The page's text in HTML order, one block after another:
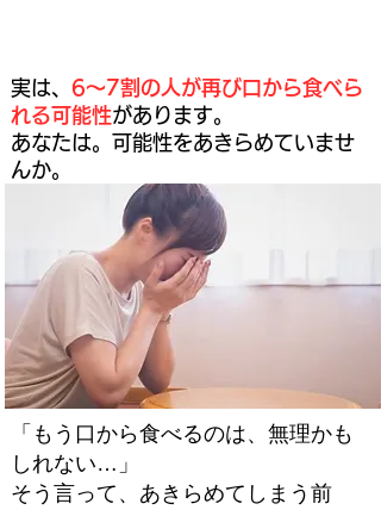
実は、 6〜7割の人が再び口から食べら
れる可能性があります。
あなたは。可能性をあきらめていませ
んか。
「もう口から食べるのは、無理かも
しれない…」
そう言って、あきらめてしまう前